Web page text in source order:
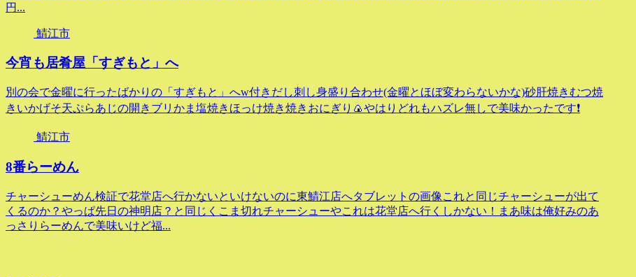
円...
鯖江市
今宵も居肴屋「すぎもと」へ
別の会で金曜に行ったばかりの「すぎもと」へw付きだし刺し身盛り合わせ(金曜とほぼ変わらないかな)砂肝焼きむつ焼
きいかげそ天ぷらあじの開きブリかま塩焼きほっけ焼き焼きおにぎり🍙やはりどれもハズレ無しで美味かったです❗
鯖江市
8番らーめん
チャーシューめん検証で花堂店へ行かないといけないのに東鯖江店へタブレットの画像これと同じチャーシューが出て
くるのか？やっぱ先日の神明店？と同じくこま切れチャーシューやこれは花堂店へ行くしかない！まあ味は俺好みのあ
っさりらーめんで美味いけど福...